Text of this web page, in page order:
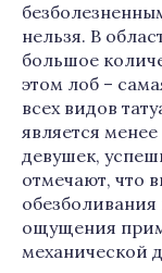
нельзя. В
большое
этом лоб –
всех видов
является
девушек,
отмечают, что
ощущения
механической